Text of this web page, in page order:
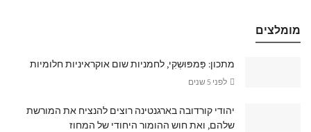
מומלצים
מתכון: פַּמפּוּשְקִי, לחמניות שום אוקראיניות חלומיות
לפני 5 שנים
יהודי קורדובה בארגנטינה רוצים להנציח את המורשת
שלהם, ואת חוש ההומור היחודי של המחוז